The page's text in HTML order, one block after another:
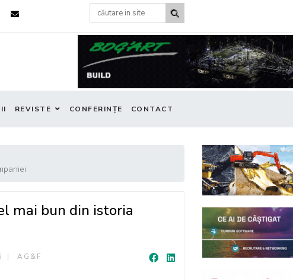
REVISTE CONFERINȚE CONTACT
mai bun din istoria
AG&F